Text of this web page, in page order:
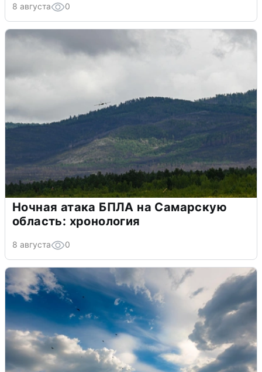
8 августа 0
Ночная атака БПЛА на Самарскую
область: хронология
8 августа 0